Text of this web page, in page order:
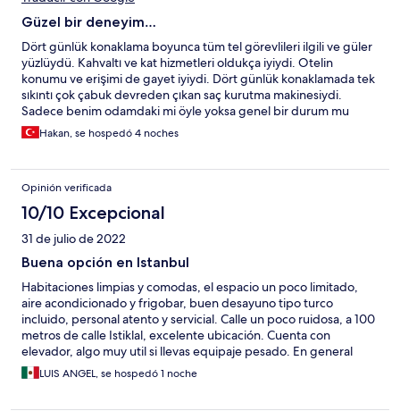
Güzel bir deneyim…
Dört günlük konaklama boyunca tüm tel görevlileri ilgili ve güler
yüzlüydü. Kahvaltı ve kat hizmetleri oldukça iyiydi. Otelin
konumu ve erişimi de gayet iyiydi. Dört günlük konaklamada tek
sıkıntı çok çabuk devreden çıkan saç kurutma makinesiydi.
Sadece benim odamdaki mi öyle yoksa genel bir durum mu
bilmiyorum ama saç kurutmak için ilk defa bir saatimi ayırmak
zorunda kaldım. Zaman zaman nereden geldiğini anlamadığım
sonrası pek rahatsız edici olmadı benim için. Genel olarak gerek
aile gerekse arkadaşlar gerekse solo olarak kalınabilecek bir otel.
Ben tercih ettiğim için pişmanlık yaşamadım. Tüm çalışanlara,
zorlu çalışma koşullarında gösterdikleri samimiyet için teşekkür
ederim.
Hakan, se hospedó 4 noches
Opinión verificada
10/10 Excepcional
31 de julio de 2022
Buena opción en Istanbul
Habitaciones limpias y comodas, el espacio un poco limitado,
aire acondicionado y frigobar, buen desayuno tipo turco
incluido, personal atento y servicial. Calle un poco ruidosa, a 100
metros de calle Istiklal, excelente ubicación. Cuenta con
elevador, algo muy util si llevas equipaje pesado. En general
muy buena opcion en Istanbul.
LUIS ANGEL, se hospedó 1 noche